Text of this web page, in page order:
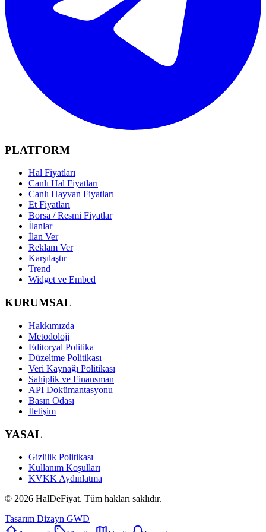
PLATFORM
Hal Fiyatları
Canlı Hal Fiyatları
Canlı Hayvan Fiyatları
Et Fiyatları
Borsa / Resmi Fiyatlar
İlanlar
İlan Ver
Reklam Ver
Karşılaştır
Trend
Widget ve Embed
KURUMSAL
Hakkımızda
Metodoloji
Editoryal Politika
Düzeltme Politikası
Veri Kaynağı Politikası
Sahiplik ve Finansman
API Dokümantasyonu
Basın Odası
İletişim
YASAL
Gizlilik Politikası
Kullanım Koşulları
KVKK Aydınlatma
© 2026 HalDeFiyat. Tüm hakları saklıdır.
Tasarım Dizayn GWD